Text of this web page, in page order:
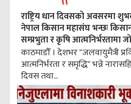
राष्ट्रिय धान दिवसको अवसरमा
नेपाल किसान महासंघ भन्छः
सम्प्रभुता र कृषि आत्मनिर्भरतामा
काठमाडौँ । देशभर "जलवायुमैत्री
आत्मनिर्भरता र समृद्धि" भन्ने
दिवस तथा...